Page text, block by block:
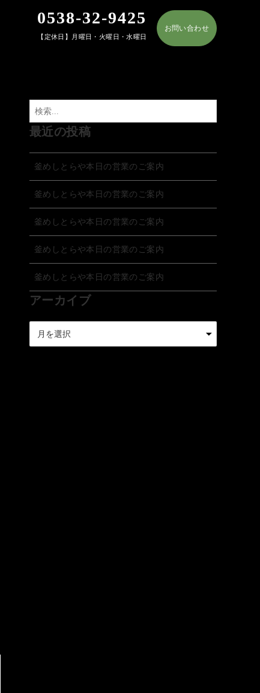
0538-32-9425
【定休日】月曜日・火曜日・水曜日
お問い合わせ
最近の投稿
釜めしとらや本日の営業のご案内
釜めしとらや本日の営業のご案内
釜めしとらや本日の営業のご案内
釜めしとらや本日の営業のご案内
釜めしとらや本日の営業のご案内
アーカイブ